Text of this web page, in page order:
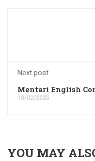
Next post
Mentari English
10/02/2025
YOU MAY